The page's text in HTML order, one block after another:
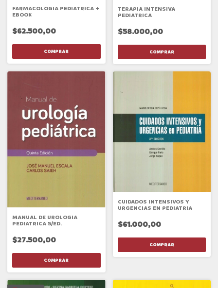
FARMACOLOGIA PEDIATRICA +
EBOOK
$62.500,00
TERAPIA INTENSIVA
PEDIATRICA
$58.000,00
MANUAL DE UROLOGIA
PEDIATRICA 5/ED.
$27.500,00
CUIDADOS INTENSIVOS Y
URGENCIAS EN PEDIATRIA
$61.000,00